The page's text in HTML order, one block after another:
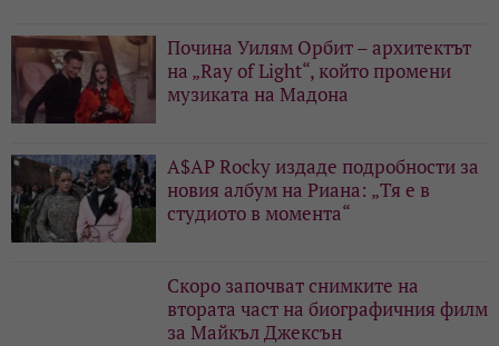
Почина Уилям Орбит – архитектът
на „Ray of Light“, който промени
музиката на Мадона
A$AP Rocky издаде подробности за
новия албум на Риана: „Тя е в
студиото в момента“
Скоро започват снимките на
втората част на биографичния филм
за Майкъл Джексън